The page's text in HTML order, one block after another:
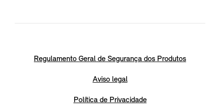
Regulamento Geral de Segurança dos Produtos
Aviso legal
Política de Privacidade